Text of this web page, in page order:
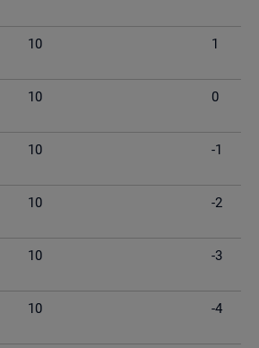
10 1
10 0
10 -1
10 -2
10 -3
10 -4